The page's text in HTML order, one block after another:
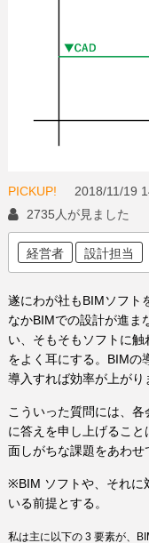
PICKUP! 2018/11/19
2735人が見ました
経営者 設計担当
遂にわが社もBIMソフト
なかBIMでの設計が進ま
い、そもそもソフトに
をよく耳にする。BIMの
導入すれば効率が上がり
こういった質問には、
に答えを申し上げるこ
面しがちな課題をあわせ
※BIM ソフトや、それに
いる前提とする。
私は主に以下の 3 要素が、